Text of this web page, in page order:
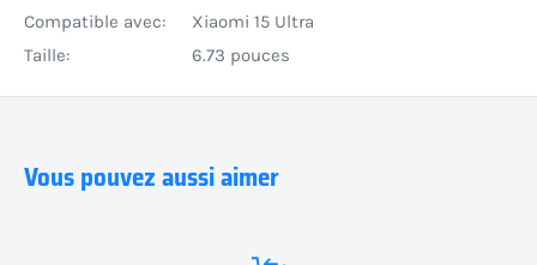
Compatible avec:
Xiaomi 15 Ultra
Taille:
6.73 pouces
Vous pouvez aussi aimer